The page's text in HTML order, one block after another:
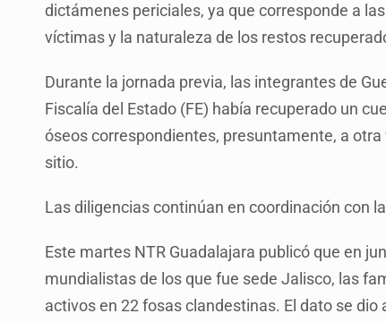
dictámenes periciales, ya que corresponde a
víctimas y la naturaleza de los restos
Durante la jornada previa, las integrantes de
Fiscalía del Estado (FE) había recuperado un
óseos correspondientes, presuntamente, a
sitio.
Las diligencias continúan en coordinación con
Este martes NTR Guadalajara publicó que en
mundialistas de los que fue sede Jalisco, las
activos en 22 fosas clandestinas. El dato se